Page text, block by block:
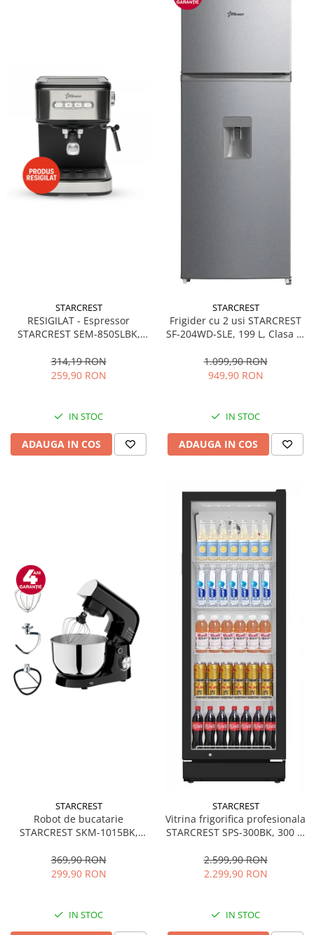
STARCREST
RESIGILAT - Espressor
STARCREST SEM-850SLBK,
detasabil 1.5L, dispozitiv
spumare, filtru dublu din
314,19 RON
259,90 RON
IN STOC
ADAUGA IN COS
STARCREST
Frigider cu 2 usi STARCREST
SF-204WD-SLE, 199 L, Clasa E,
Termostat Ajustabil, Usi
reversibile, H 143 cm, Argintiu
1.099,90 RON
949,90 RON
IN STOC
ADAUGA IN COS
STARCREST
Robot de bucatarie
STARCREST SKM-1015BK,
Accesorii, 10 Viteze + Pulse,
Negru
369,90 RON
299,90 RON
IN STOC
STARCREST
Vitrina frigorifica profesionala
STARCREST SPS-300BK, 300 L,
LED, H 169.5 cm, Negru
2.599,90 RON
2.299,90 RON
IN STOC